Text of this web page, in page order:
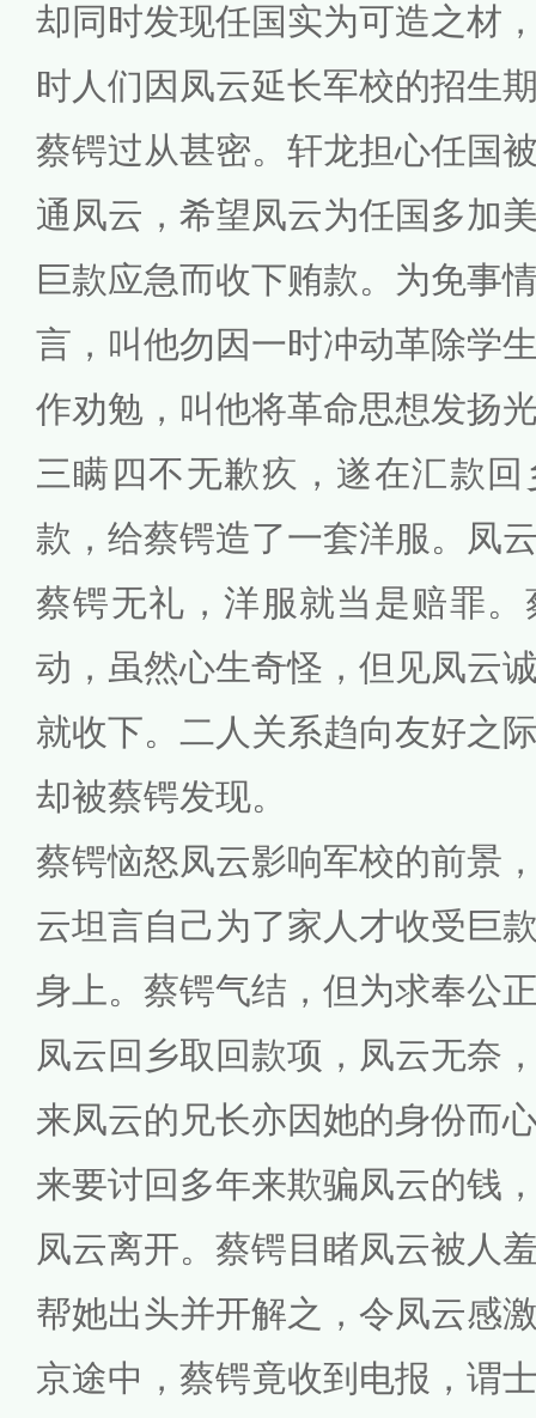
却同时发现任国实为可造之材
时人们因凤云延长军校的招生
蔡锷过从甚密。轩龙担心任国
通凤云，希望凤云为任国多加
巨款应急而收下贿款。为免事
言，叫他勿因一时冲动革除学
作劝勉，叫他将革命思想发扬
三瞒四不无歉疚，遂在汇款
款，给蔡锷造了一套洋服。凤
蔡锷无礼，洋服就当是赔罪
动，虽然心生奇怪，但见凤云
就收下。二人关系趋向友好之
却被蔡锷发现。
蔡锷恼怒凤云影响军校的前景
云坦言自己为了家人才收受巨
身上。蔡锷气结，但为求奉公
凤云回乡取回款项，凤云无奈
来凤云的兄长亦因她的身份而
来要讨回多年来欺骗凤云的钱
凤云离开。蔡锷目睹凤云被人
帮她出头并开解之，令凤云感
京途中，蔡锷竟收到电报，谓